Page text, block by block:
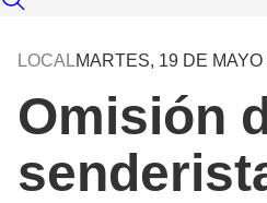
LOCALMARTES, 19 DE
Omisión